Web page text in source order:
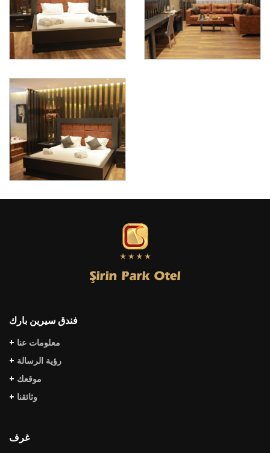
فندق سيرين بارك
+ معلومات عنا
+ رؤية الرسالة
+ موقعك
+ وثائقنا
غرف